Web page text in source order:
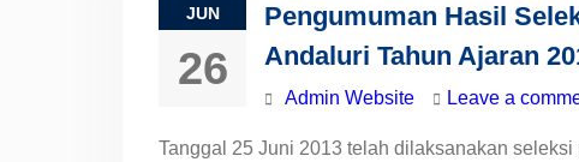
JUN
26
Pengumuman Hasil
Andaluri Tahun Ajaran
Admin Website Leave a
Tanggal 25 Juni 2013 telah dilaksanakan